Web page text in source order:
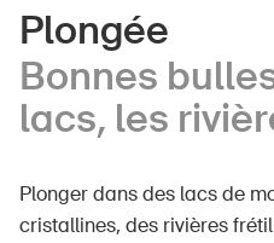
Maison et jardin
Bâtiments et installations
Seniors
École
Plongée
Bonnes
lacs, les
Plonger dans des lacs de
cristallines, des rivières